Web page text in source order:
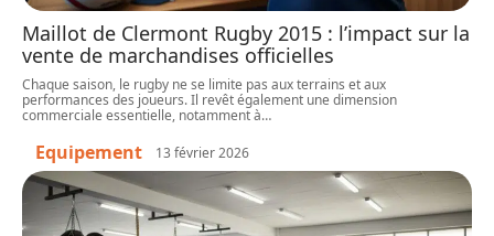
Maillot de Clermont Rugby 2015 : l’impact sur la
vente de marchandises officielles
Chaque saison, le rugby ne se limite pas aux terrains et aux
performances des joueurs. Il revêt également une dimension
commerciale essentielle, notamment à…
Equipement 13 février 2026